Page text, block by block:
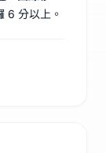
6 分以上。